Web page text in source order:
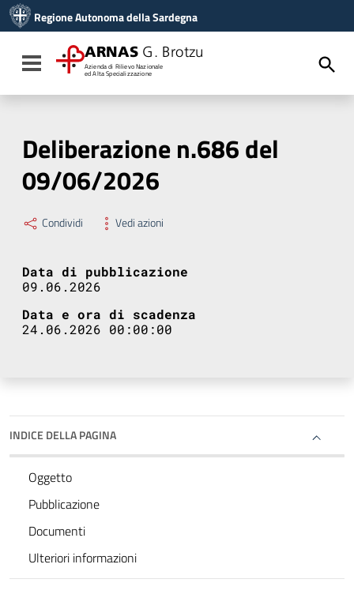
Vai al menu di navigazione
Vai al footer
Regione Autonoma della Sardegna
Toggle navigation
ARNAS G. Brotzu
Azienda di Rilievo Nazionale
ed Alta Specializzazione
Deliberazione n.686 del
09/06/2026
Condividi Vedi azioni
Data di pubblicazione
09.06.2026
Data e ora di scadenza
24.06.2026 00:00:00
INDICE DELLA PAGINA
Oggetto
Pubblicazione
Documenti
Ulteriori informazioni